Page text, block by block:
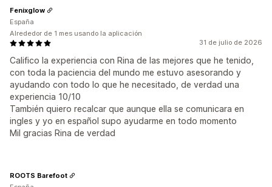
31 de julio de 2026
Califico la experiencia con Rina de las mejores que he tenido,
con toda la paciencia del mundo me estuvo asesorando y
ayudando con todo lo que he necesitado, de verdad una
experiencia 10/10
También quiero recalcar que aunque ella se comunicara en
ingles y yo en español supo ayudarme en todo momento
Mil gracias Rina de verdad
Fenixglow
España
Alrededor de 1 mes usando la aplicación
ROOTS Barefoot